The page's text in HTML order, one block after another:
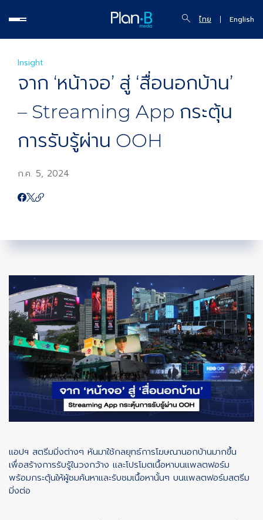
ไทย English
Insight
จาก ‘หน้าจอ’ สู่ ‘สื่อนอกบ้าน’
– Streaming App กระตุ้น
การรับรู้ผ่าน OOH
ก.ค. 5, 2024
แอปฯ สตรีมมิ่งต่างๆ หันมาใช้กลยุทธ์การโฆษณานอกบ้านมากขึ้น
เพื่อสร้างการรับรู้ในวงกว้าง และโปรโมตเนื้อหาบนแพลตฟอร์ม
พร้อมกระตุ้นให้ผู้ชมค้นหาและรับชมเนื้อหานั้นๆ บนแพลตฟอร์มสตรีม
มิ่งต่อ